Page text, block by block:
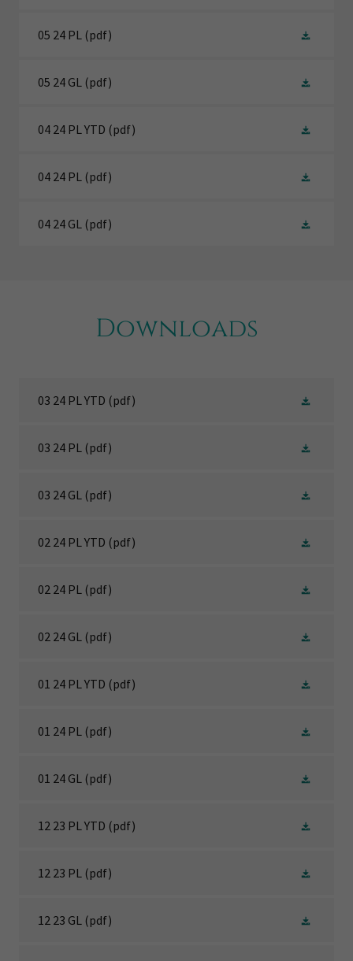
05 24 PL (pdf)
05 24 GL (pdf)
04 24 PL YTD (pdf)
04 24 PL (pdf)
04 24 GL (pdf)
Downloads
03 24 PL YTD (pdf)
03 24 PL (pdf)
03 24 GL (pdf)
02 24 PL YTD (pdf)
02 24 PL (pdf)
02 24 GL (pdf)
01 24 PL YTD (pdf)
01 24 PL (pdf)
01 24 GL (pdf)
12 23 PL YTD (pdf)
12 23 PL (pdf)
12 23 GL (pdf)